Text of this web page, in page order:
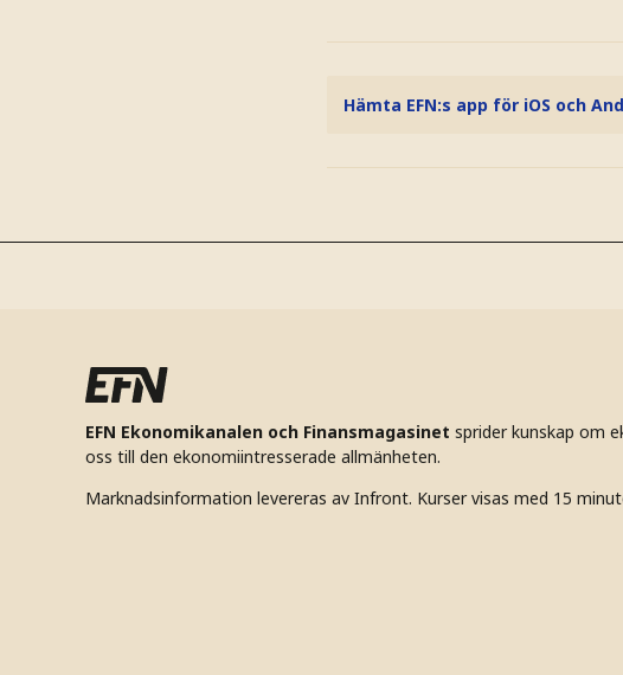
Hämta EFN:s app för iOS och
EFN Ekonomikanalen och Finansmagasinet sprider kunskap om
oss till den ekonomiintresserade allmänheten.
Marknadsinformation levereras av Infront. Kurser visas med 15